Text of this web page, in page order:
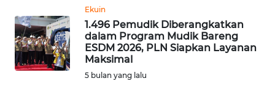
Ekuin
1.496 Pemudik Diberangkatkan
dalam Program Mudik Bareng
ESDM 2026, PLN Siapkan Layanan
Maksimal
5 bulan yang lalu
PAPUA
BARAT
WN